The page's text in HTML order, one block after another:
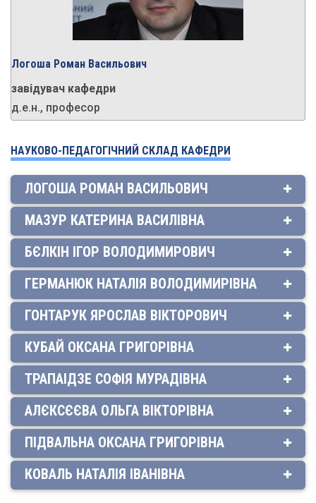
Логоша Роман Васильович
завідувач кафедри
д.е.н., професор
НАУКОВО-ПЕДАГОГІЧНИЙ СКЛАД КАФЕДРИ
ЛОГОША РОМАН ВАСИЛЬОВИЧ
МАЗУР КАТЕРИНА ВАСИЛІВНА
БЄЛКІН ІГОР ВОЛОДИМИРОВИЧ
ГЕРМАНЮК НАТАЛІЯ ВОЛОДИМИРІВНА
ГОНТАРУК ЯРОСЛАВ ВІКТОРОВИЧ
КУБАЙ ОКСАНА ГРИГОРІВНА
ТРАПАІДЗЕ СОФІЯ МУРАДІВНА
АЛЄКСЄЄВА ОЛЬГА ВІКТОРІВНА
ПІДВАЛЬНА ОКСАНА ГРИГОРІВНА
КОВАЛЬ НАТАЛІЯ ІВАНІВНА